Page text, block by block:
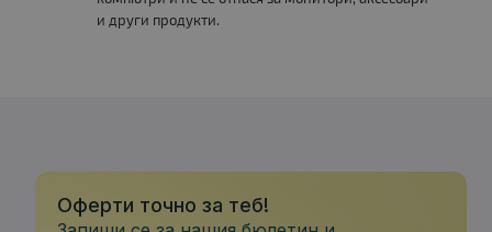
и други продукти.
Оферти точно за теб!